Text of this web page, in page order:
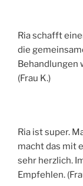
Ria schafft
die
Behandlungen
(Frau K.)
Ria ist super.
macht das mit
sehr herzlich.
Empfehlen.